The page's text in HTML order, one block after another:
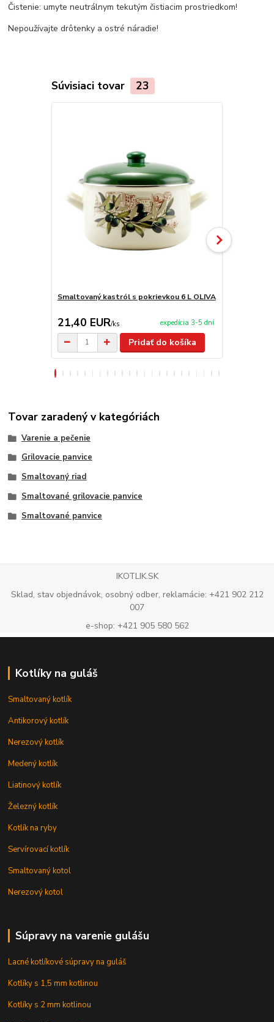
Čistenie: umyte neutrálnym tekutým čistiacim prostriedkom!
Nepoužívajte drôtenky a ostré náradie!
Súvisiaci tovar 23
Smaltovaný kastról s pokrievkou 6 L OLIVA
21,40 EUR/ks expedícia 3-5 dní
Pridať do košíka
Tovar zaradený v kategóriách
Varenie a pečenie
Grilovacie panvice
Smaltovaný riad
Smaltované grilovacie panvice
Smaltované panvice
IKOTLIK.SK
Sklad, stav objednávok, osobný odber, reklamácie: +421 902 212
007
e-shop: +421 905 580 562
Kotlíky na guláš
Smaltovaný kotlík
Antikorový kotlík
Nerezový kotlík
Medený kotlík
Liatinový kotlík
Železný kotlík
Kotlík na ryby
Servírovací kotlík
Smaltovaný kotol
Nerezový kotol
Súpravy na varenie gulášu
Lacné kotlíkové súpravy na guláš
Kotlíky s 1,5 mm kotlinou
Kotlíky s 2 mm kotlinou